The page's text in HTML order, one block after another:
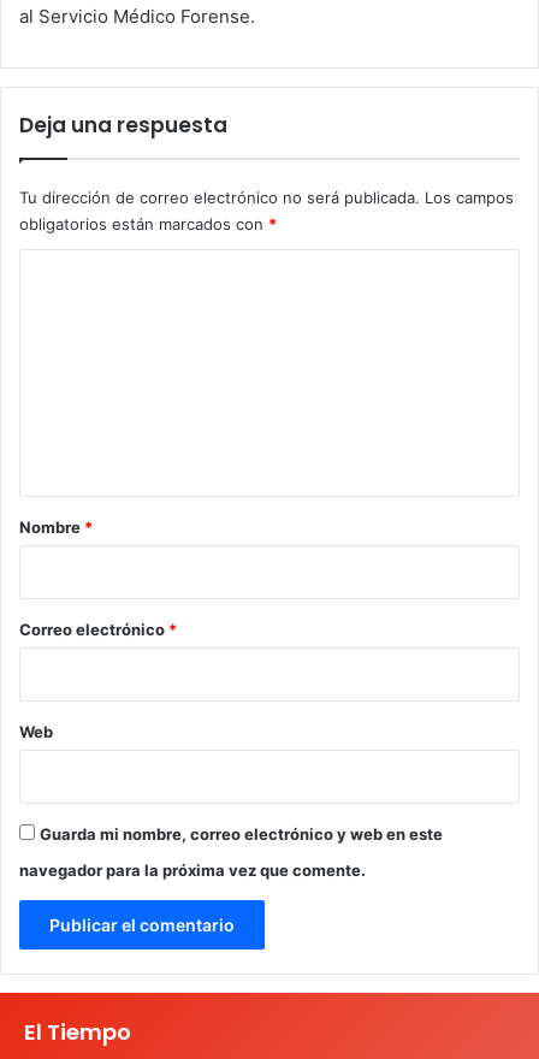
al Servicio Médico Forense.
Deja una respuesta
Tu dirección de correo electrónico no será publicada. Los campos
obligatorios están marcados con *
r
*
Nombre *
Correo electrónico *
Web
Guarda mi nombre, correo electrónico y web en este
navegador para la próxima vez que comente.
El Tiempo